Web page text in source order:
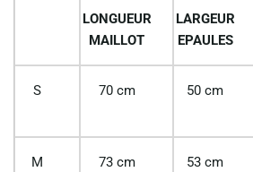
LONGUEUR
MAILLOT
LARGEUR
EPAULES
S 70 cm 50 cm
M 73 cm 53 cm